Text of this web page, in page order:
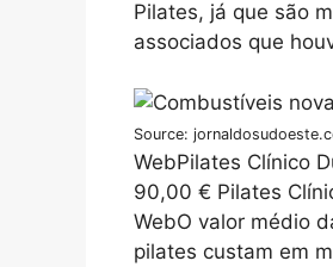
Pilates, já que são
associados que
Source:
WebPilates Clínico
90,00 € Pilates
WebO valor médio
pilates custam em